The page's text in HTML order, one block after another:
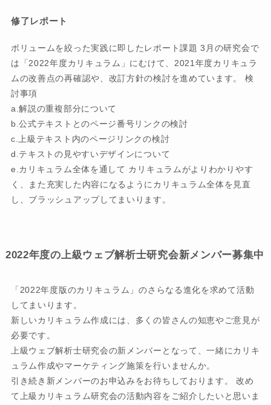
修了レポート
ボリュームを絞った実践に即したレポート課題 3月の研究会で
は「2022年度カリキュラム」にむけて、2021年度カリキュラ
ムの改善点の再確認や、改訂方針の検討を進めています。 検
討事項
a.解説の重複部分について
b.公式テキストとのページ番号リンクの検討
c.上級テキスト内のページリンクの検討
d.テキストの見やすいデザインについて
e.カリキュラム全体を通して カリキュラムがよりわかりやす
く、また充実した内容になるようにカリキュラム全体を見直
し、ブラッシュアップしてまいります。
2022年度の上級ウェブ解析士研究会新メンバー募集中
「2022年度版のカリキュラム」のさらなる進化を求めて活動
してまいります。
新しいカリキュラム作成には、多くの皆さんの知恵やご意見が
必要です。
上級ウェブ解析士研究会の新メンバーとなって、一緒にカリキ
ュラム作成やマーケティング施策を行いませんか。
引き続き新メンバーのお申込みをお待ちしております。 改め
て上級カリキュラム研究会の活動内容をご紹介したいと思いま